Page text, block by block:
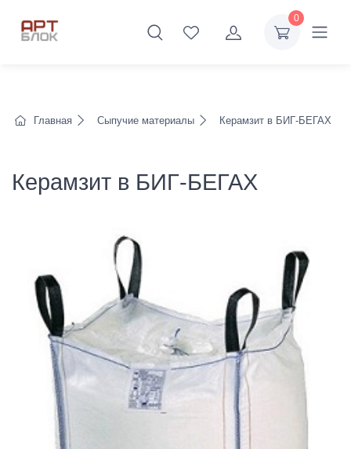
0
Главная Сыпучие материалы Керамзит в БИГ-БЕГАХ
Керамзит в БИГ-БЕГАХ